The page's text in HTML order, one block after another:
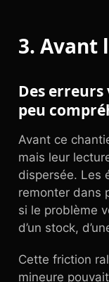
3. Avant
Des
peu
Avant ce
mais leur
dispersée. Les
remonter dans
si le problème
d’un stock,
Cette friction
mineure